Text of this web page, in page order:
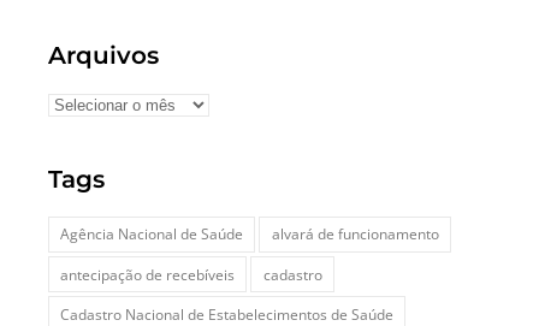
Arquivos
Tags
Agência Nacional de Saúde
alvará de funcionamento
antecipação de recebíveis
cadastro
Cadastro Nacional de Estabelecimentos de Saúde